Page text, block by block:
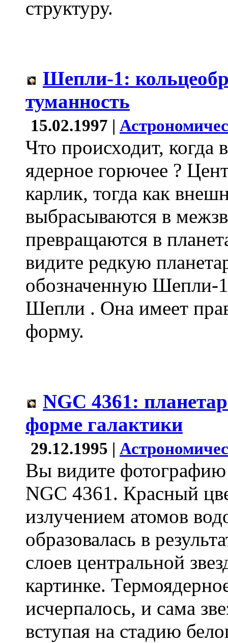
структуру.
Шепли-1:
туманность
15.02.1997 |
Что происходит, когда
ядерное горючее ?
карлик, тогда как
выбрасываются в
превращаются в
видите редкую
обозначенную Шепли-
Шепли . Она имеет
форму.
NGC 4361:
форме галактики
29.12.1995 |
Вы видите фотографию
NGC 4361. Красный
излучением атомов
образовалась в
слоев центральной
картинке.
исчерпалось, и сама
вступая на стадию